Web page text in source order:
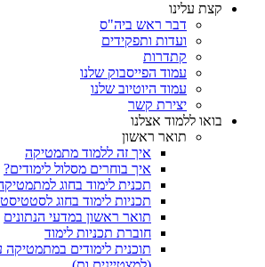
קצת עלינו
דבר ראש ביה"ס
ועדות ותפקידים
קתדרות
עמוד הפייסבוק שלנו
עמוד היוטיוב שלנו
יצירת קשר
בואו ללמוד אצלנו
תואר ראשון
איך זה ללמוד מתמטיקה
איך בוחרים מסלול לימודים?
תכנית לימוד בחוג
תכניות לימוד בחוג
תואר ראשון במדעי הנתונים
חוברת תכניות לימוד
תוכנית לימודים